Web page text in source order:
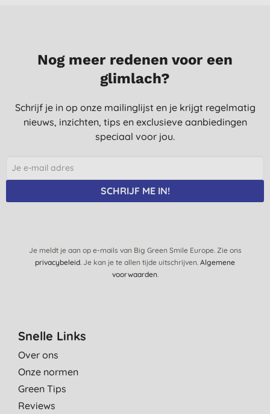
Nog meer redenen voor een
glimlach?
Schrijf je in op onze mailinglijst en je krijgt regelmatig
nieuws, inzichten, tips en exclusieve aanbiedingen
speciaal voor jou.
SCHRIJF ME IN!
Je meldt je aan op e-mails van Big Green Smile Europe. Zie ons
privacybeleid. Je kan je te allen tijde uitschrijven. Algemene
voorwaarden.
Snelle Links
Over ons
Onze normen
Green Tips
Reviews